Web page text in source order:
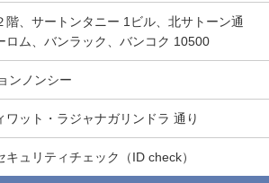
階、サートンタニー 1ビル、北サトーン通
ロム、バンラック、バンコク 10500
ンノンシー
ワット・ラジャナガリンドラ 通り
キュリティチェック（ID check）